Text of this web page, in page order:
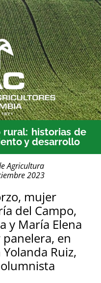
historias de
y desarrollo
Agricultura
2023
mujer
del Campo,
y María Elena
en
Ruiz,